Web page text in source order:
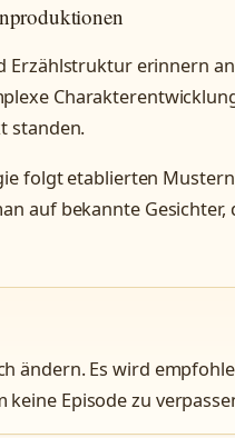
Erzählstruktur erinnern
standen.
folgt etablierten
auf bekannte
ändern. Es wird
Episode zu